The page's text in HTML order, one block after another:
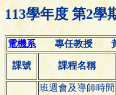
113學年度 第2
電機系專任教授
課號 課程名稱
班週會及導師時間